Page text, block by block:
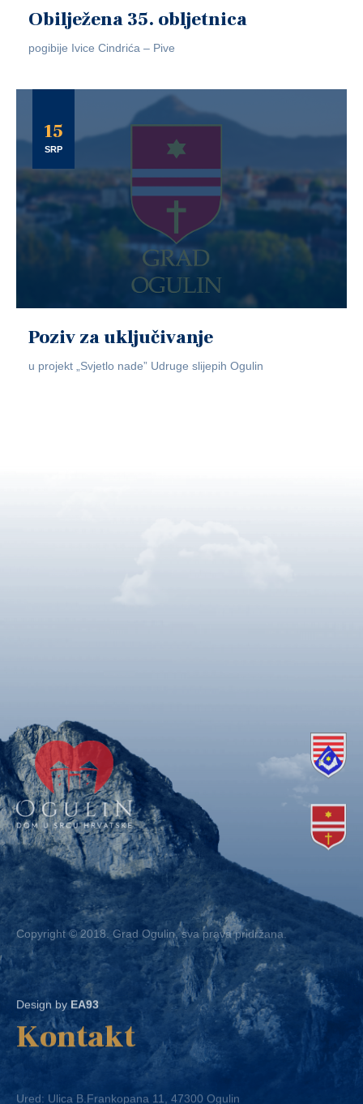
Obilježena 35. obljetnica
pogibije Ivice Cindrića – Pive
15
SRP
Poziv za uključivanje
u projekt „Svjetlo nade” Udruge slijepih Ogulin
Copyright © 2018. Grad Ogulin, sva prava pridržana.
Design by EA93
Kontakt
Ured: Ulica B.Frankopana 11, 47300 Ogulin
Telefon: + 385 47 522 612